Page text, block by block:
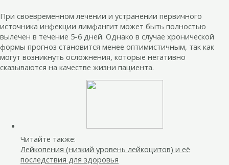
При своевременном лечении и устранении первичного
источника инфекции лимфангит может быть полностью
вылечен в течение 5-6 дней. Однако в случае хронической
формы прогноз становится менее оптимистичным, так как
могут возникнуть осложнения, которые негативно
сказываются на качестве жизни пациента.
Читайте также:
Лейкопения (низкий уровень лейкоцитов) и её
последствия для здоровья